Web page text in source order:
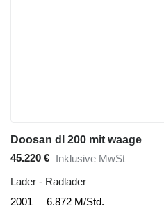
Doosan dl 200 mit waage
45.220 € Inklusive MwSt
Lader - Radlader
2001
6.872 M/Std.